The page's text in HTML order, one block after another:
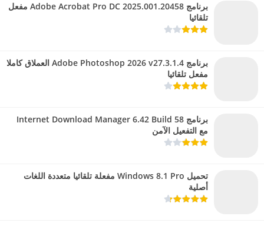
برنامج Adobe Acrobat Pro DC 2025.001.20458 مفعل
تلقائيا
برنامج Adobe Photoshop 2026 v27.3.1.4 العملاق كاملا
مفعل تلقائيا
برنامج Internet Download Manager 6.42 Build 58
مع التفعيل الآمن
تحميل Windows 8.1 Pro مفعلة تلقائيا متعددة اللغات
أصلية